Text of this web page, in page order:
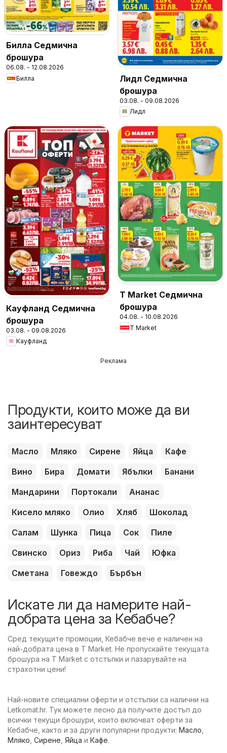
Билла Седмична
брошура
06.08. - 12.08.2026
Билла
Лидл Седмична
брошура
03.08. - 09.08.2026
Лидл
Кауфланд Седмична
брошура
03.08. - 09.08.2026
Кауфланд
T Market Седмична
брошура
04.08. - 10.08.2026
T Market
Реклама
Продукти, които може да ви
заинтересуват
Масло Мляко Сирене Яйца
Кафе
Вино
Бира Домати Ябълки
Банани
Мандарини
Портокали
Ананас
Кисело мляко
Олио Хляб
Шоколад
Салам
Шунка Пица Сок
Пиле
Свинско
Ориз Риба Чай
Юфка
Сметана
Говеждо Бърбън
Искате ли да намерите най-
добрата цена за Кебабче?
Сред текущите промоции, Кебабче вече е наличен на
най-добрата цена в T Market. Не пропускайте текущата
брошура на T Market с отстъпки и пазарувайте на
страхотни цени!
Най-новите специални оферти и отстъпки са налични на
Letkomat.hr. Тук можете лесно да получите достъп до
всички текущи брошури, които включват оферти за
Кебабче, както и за други популярни продукти: Масло
Мляко Сирене Яйца и Кафе.